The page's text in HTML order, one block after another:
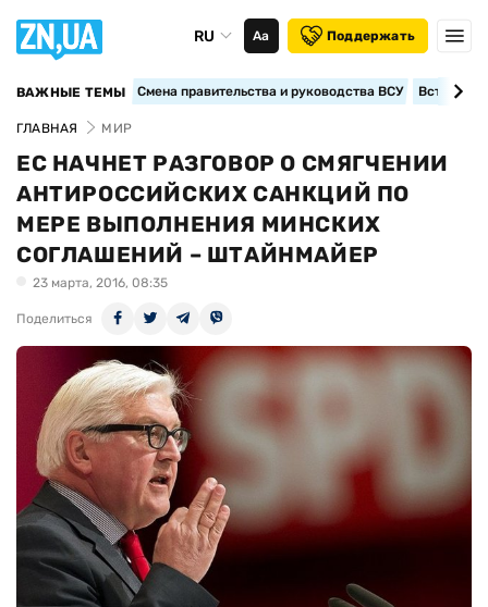
RU Аа Поддержать
ВАЖНЫЕ ТЕМЫ Смена правительства и руководства ВСУ
ГЛАВНАЯ МИР
ЕС НАЧНЕТ РАЗГОВОР О СМЯГЧЕНИИ
АНТИРОССИЙСКИХ САНКЦИЙ ПО
МЕРЕ ВЫПОЛНЕНИЯ МИНСКИХ
СОГЛАШЕНИЙ – ШТАЙНМАЙЕР
23 марта, 2016, 08:35
Поделиться